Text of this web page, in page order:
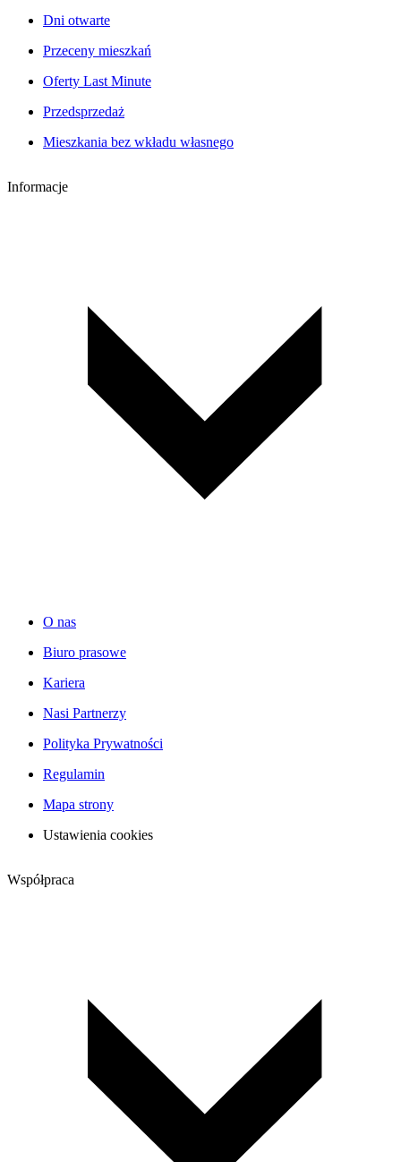
Dni otwarte
Przeceny mieszkań
Oferty Last Minute
Przedsprzedaż
Mieszkania bez wkładu własnego
Informacje
O nas
Biuro prasowe
Kariera
Nasi Partnerzy
Polityka Prywatności
Regulamin
Mapa strony
Ustawienia cookies
Współpraca